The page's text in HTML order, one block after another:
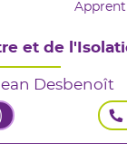
et de
Desbenoît